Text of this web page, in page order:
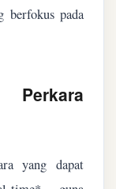
berfokus pada
yang dapat